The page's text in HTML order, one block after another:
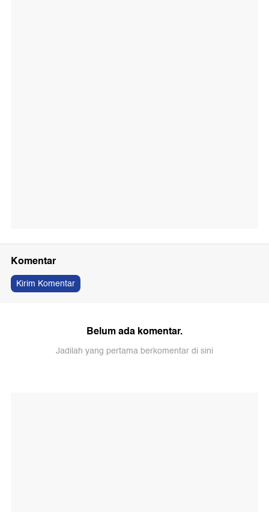
Komentar
Kirim Komentar
Belum ada komentar.
Jadilah yang pertama berkomentar di sini